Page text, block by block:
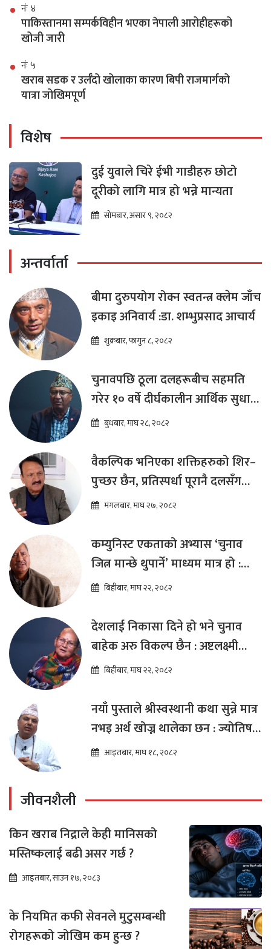
नंः ४
पाकिस्तानमा सम्पर्कविहीन भएका नेपाली आरोहीहरूको
खोजी जारी
नंः ५
खराब सडक र उर्लँदो खोलाका कारण बिपी राजमार्गको
यात्रा जोखिमपूर्ण
विशेष
दुई युवाले चिरे ईभी गाडीहरु छोटो
दूरीको लागि मात्र हो भन्ने मान्यता
सोमबार, असार ९, २०८२
अन्तर्वार्ता
बीमा दुरुपयोग रोक्न स्वतन्त्र क्लेम जाँच
इकाइ अनिवार्य :डा. शम्भुप्रसाद आचार्य
शुक्रबार, फागुन ८, २०८२
चुनावपछि ठूला दलहरूबीच सहमति
गरेर १० वर्षे दीर्घकालीन आर्थिक सुधार
कार्यक्रम ल्याउनुपर्छ : हेमराज ढकाल
बुधबार, माघ २८, २०८२
वैकल्पिक भनिएका शक्तिहरुको शिर–
पुच्छर छैन, प्रतिस्पर्धा पूरानै दलसँग
हुन्छ : डा.प्रकाश शरण महत
मंगलबार, माघ २७, २०८२
कम्युनिस्ट एकताको अभ्यास ‘चुनाव
जित्न मान्छे थुपार्ने’ माध्यम मात्र हो :
विप्लव
बिहीबार, माघ २२, २०८२
देशलाई निकासा दिने हो भने चुनाव
बाहेक अरु विकल्प छैन : अष्टलक्ष्मी
शाक्यबिहीबार, माघ २२, २०८२
नयाँ पुस्ताले श्रीस्वस्थानी कथा सुन्ने मात्र
नभइ अर्थ खोज्न थालेका छन : ज्योतिष
तारा लोचन न्यौपाने
आइतबार, माघ १८, २०८२
जीवनशैली
किन खराब निद्राले केही मानिसको
मस्तिष्कलाई बढी असर गर्छ ?
आइतबार, साउन १७, २०८३
के नियमित कफी सेवनले मुटुसम्बन्धी
रोगहरूको जोखिम कम हुन्छ ?